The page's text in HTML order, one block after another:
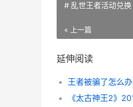
# 乱世王者活动兑换
« 上一篇
延伸阅读
王者被骗了怎么办